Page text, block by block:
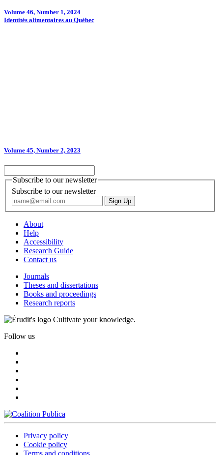
Volume 46, Number 1, 2024
Identités alimentaires au Québec
Volume 45, Number 2, 2023
Subscribe to our newsletter
Subscribe to our newsletter
About
Help
Accessibility
Research Guide
Contact us
Journals
Theses and dissertations
Books and proceedings
Research reports
Cultivate your knowledge.
Follow us
Privacy policy
Cookie policy